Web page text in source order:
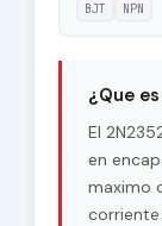
Voltage
Voltage
Max.
BJT NPN
¿Que
El
en
maximo
corriente